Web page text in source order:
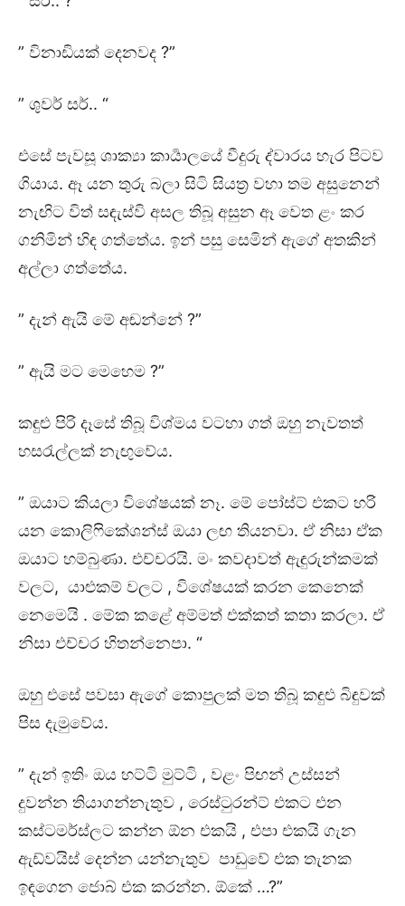
” විනාඩියක් දෙනවද ?”
” ශුවර් සර්.. “
එසේ පැවසූ ශාක්‍යා කාර්‍යාලයේ වීදුරු ද්වාරය හැර පිටව
ගියාය. ඈ යන තුරු බලා සිටි සියත්‍ර වහා තම අසුනෙන්
නැඟිට විත් සඳැස්වි අසල තිබූ අසුන ඈ වෙත ළං කර
ගනිමින් හිඳ ගත්තේය. ඉන් පසු සෙමින් ඇගේ අතකින්
අල්ලා ගත්තේය.
” දැන් ඇයි මේ අඬන්නේ ?”
” ඇයි මට මෙහෙම ?”
කඳුළු පිරි දෑසේ තිබූ විශ්මය වටහා ගත් ඔහු නැවතත්
හසරැල්ලක් නැඟුවේය.
” ඔයාට කියලා විශේෂයක් නෑ. මේ පෝස්ට් එකට හරි
යන කොලිෆිකේශන්ස් ඔයා ලඟ තියනවා. ඒ නිසා ඒක
ඔයාට හම්බුණා. එච්චරයි. මං කවදාවත් ඇඳුරුන්කමක්
වලට, යාළුකම් වලට , විශේෂයක් කරන කෙනෙක්
නෙමෙයි . මේක කළේ අම්මත් එක්කත් කතා කරලා. ඒ
නිසා එච්චර හිතන්නෙපා. “
ඔහු එසේ පවසා ඇගේ කොපුලක් මත තිබූ කඳුළු බිඳුවක්
පිස දැමුවේය.
” දැන් ඉතිං ඔය හට්ටි මුට්ටි , වළං පිඟන් උස්සන්
දුවන්න තියාගන්නැතුව , රෙස්ටුරන්ට් එකට එන
කස්ටමර්ස්ලට කන්න ඕන එකයි , එපා එකයි ගැන
ඇඩ්වයිස් දෙන්න යන්නැතුව පාඩුවේ එක තැනක
ඉඳගෙන ජොබ් එක කරන්න. ඕකේ …?”